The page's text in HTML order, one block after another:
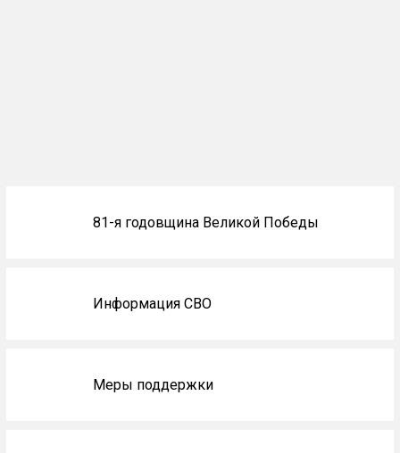
81-я годовщина Великой Победы
Информация СВО
Меры поддержки